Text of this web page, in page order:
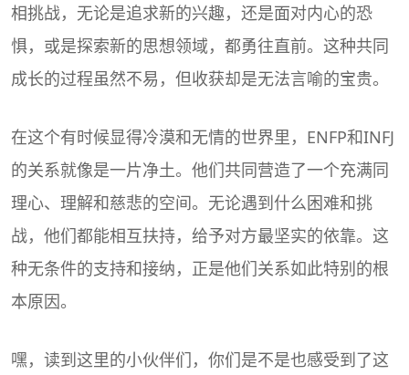
相挑战，无论是追求新的兴趣，还是面对内心的恐
惧，或是探索新的思想领域，都勇往直前。这种共同
成长的过程虽然不易，但收获却是无法言喻的宝贵。
在这个有时候显得冷漠和无情的世界里，ENFP和INFJ
的关系就像是一片净土。他们共同营造了一个充满同
理心、理解和慈悲的空间。无论遇到什么困难和挑
战，他们都能相互扶持，给予对方最坚实的依靠。这
种无条件的支持和接纳，正是他们关系如此特别的根
本原因。
嘿，读到这里的小伙伴们，你们是不是也感受到了这